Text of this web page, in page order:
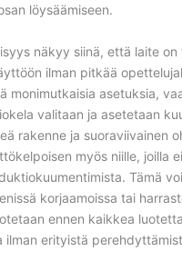
löysäämiseen.
näkyy siinä, että laite
ilman pitkää
monimutkaisia asetuksia,
valitaan ja asetetaan
rakenne ja suoraviivainen
myös niille, joilla
Tämä
korjaamoissa tai
ennen kaikkea
ilman erityistä